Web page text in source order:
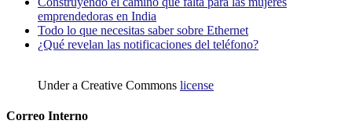
emprendedoras en India
Todo lo que necesitas saber sobre Ethernet
¿Qué revelan las notificaciones del teléfono?
Under a Creative Commons license
Correo Interno